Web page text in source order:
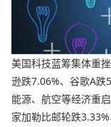
美国科技蓝筹集体重
逊跌7.06%、谷歌A跌
能源、航空等经济重
家加勒比邮轮跌